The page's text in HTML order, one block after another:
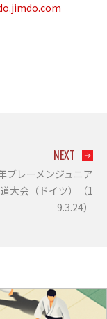
NEXT
ブレーメンジュニア
大会（ドイツ）（1
9.3.24）